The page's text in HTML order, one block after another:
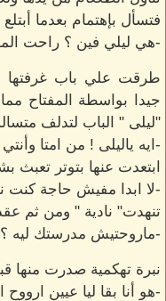
فتسأل بإهتمام بعدما
-هي ليلي فين ؟ راحت
طرقت علي باب غرفتها
جيدا بواسطة المفتاح
"ليلى " الباب لتدلف
-ايه ياليلى ! من امتا
ابتعدت عنها بتوتر تعبث
-لا ابدا مفيش حاجة كنت
تنهدت" نادية " ومن ثم
-ماروحتيش مدرستك ليه
نبرة تهكمية صدرت منها
-هو أنا بقا ليا عيين